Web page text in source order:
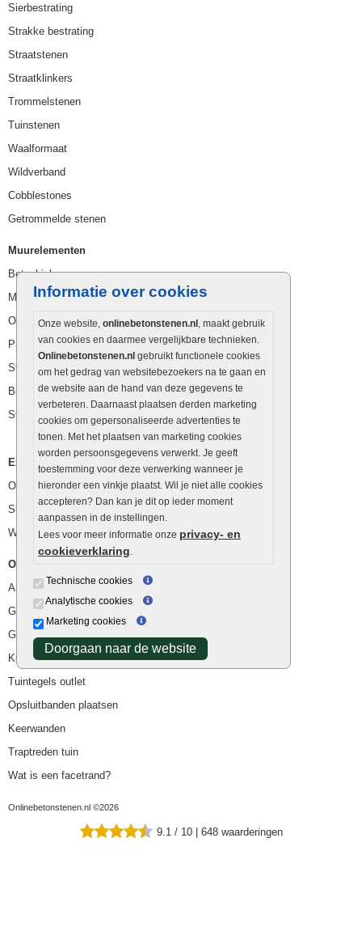
Informatie over cookies
Onze website, onlinebetonstenen.nl , maakt gebruik
van cookies en daarmee vergelijkbare technieken.
Onlinebetonstenen.nl gebruikt functionele cookies
om het gedrag van websitebezoekers na te gaan en
de website aan de hand van deze gegevens te
verbeteren. Daarnaast plaatsen derden marketing
cookies om gepersonaliseerde advertenties te
tonen. Met het plaatsen van marketing cookies
worden persoonsgegevens verwerkt. Je geeft
toestemming voor deze verwerking wanneer je
hieronder een vinkje plaatst. Wil je niet alle cookies
accepteren? Dan kan je dit op ieder moment
aanpassen in de instellingen.
Lees voor meer informatie onze privacy- en
cookieverklaring.
Technische cookies
Analytische cookies
Marketing cookies
Doorgaan naar de website
Sierbestrating
Strakke bestrating
Straatstenen
Straatklinkers
Trommelstenen
Tuinstenen
Waalformaat
Wildverband
Cobblestones
Getrommelde stenen
Muurelementen
Betonbielzen
Muurstenen
Opsluitbanden
Palissaden
Stapelblokken
Betonblokken
Stapelstenen
Extra benodigdheden
Ophoogzand
Siergrind en siersplit
Waterafvoer
Overig
Aanbiedingen
Goedkope bestrating
Goedkope tuintegels
Kunstgras
Tuintegels outlet
Opsluitbanden plaatsen
Keerwanden
Traptreden tuin
Wat is een facetrand?
Onlinebetonstenen.nl ©2026
9.1 / 10 | 648 waarderingen